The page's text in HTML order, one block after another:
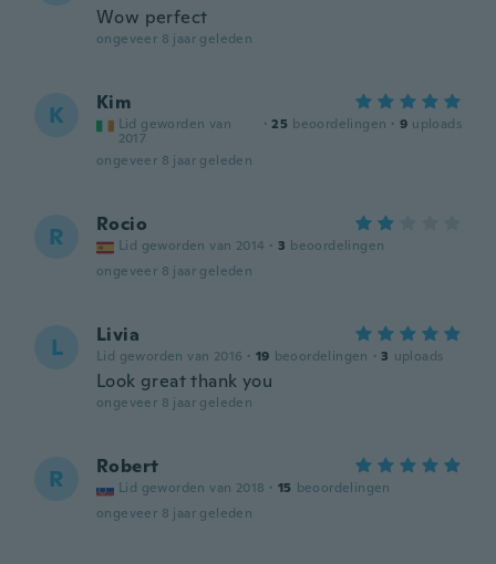
Wow perfect
ongeveer 8 jaar geleden
K Kim
Lid geworden van
2017
· 25 beoordelingen · 9 uploads
ongeveer 8 jaar geleden
R Rocio
Lid geworden van 2014 · 3 beoordelingen
ongeveer 8 jaar geleden
L Livia
Lid geworden van 2016 · 19 beoordelingen · 3 uploads
Look great thank you
ongeveer 8 jaar geleden
R Robert
Lid geworden van 2018 · 15 beoordelingen
ongeveer 8 jaar geleden